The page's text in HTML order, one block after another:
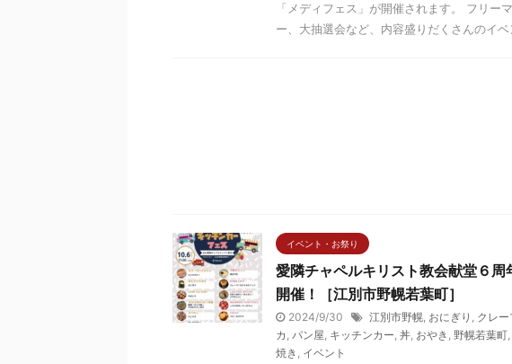
「メディフェス」が開催されます。 フリー
ー、大抽選会など、内容盛りだくさんのイベ
イベント・お祭り
愛隣チャペルキリスト教会献堂６
開催！［江別市野幌若葉町］
2024/9/30 江別市野幌, おにぎり , クレー
カ , パン屋, キッチンカー, 丼, おやき , 野幌若葉町,
焼き , イベント